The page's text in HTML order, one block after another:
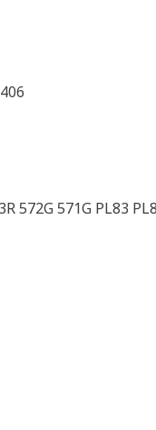
572G 571G PL83